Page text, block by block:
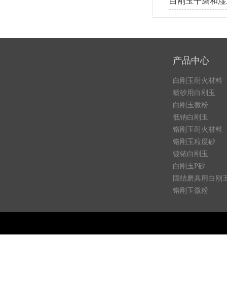
产品中心
白刚玉耐火材料
喷砂用白刚玉
白刚玉微粉
低钠白刚玉
铬刚玉耐火材料
铬刚玉粒度砂
镀铱白刚玉
白刚玉P砂
固结磨具用白刚
铬刚玉微粉